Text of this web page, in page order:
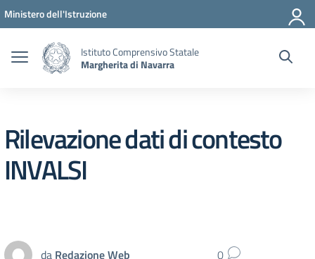
Vai ai contenuti
Vai al menu di navigazione
Vai al footer
Ministero dell'Istruzione
Istituto Comprensivo Statale
Margherita di Navarra
Rilevazione dati di contesto
INVALSI
da Redazione Web 0